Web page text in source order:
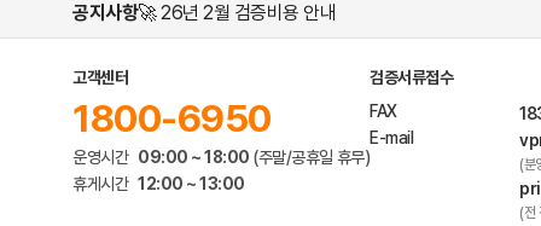
공지사항🚀 26년 2월 검증비용 안내
고객센터
1800-6950
운영시간 09:00 ~ 18:00 (주말/공휴일 휴무)
휴게시간 12:00 ~ 13:00
검증서류접수
FAX
E-mail
(분
(전